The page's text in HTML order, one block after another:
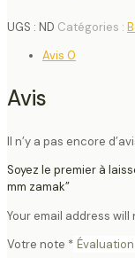
UGS : ND Catégories :
Avis 0
Avis
Il n’y a pas encore
Soyez le premier à
mm zamak”
Your email address
Votre note *